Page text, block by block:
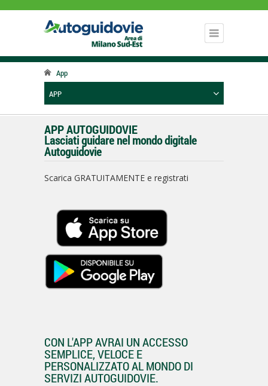
App
APP
APP AUTOGUIDOVIE
Lasciati guidare nel mondo digitale
Autoguidovie
Scarica GRATUITAMENTE e registrati
CON L'APP AVRAI UN ACCESSO
SEMPLICE, VELOCE E
PERSONALIZZATO AL MONDO DI
SERVIZI AUTOGUIDOVIE.